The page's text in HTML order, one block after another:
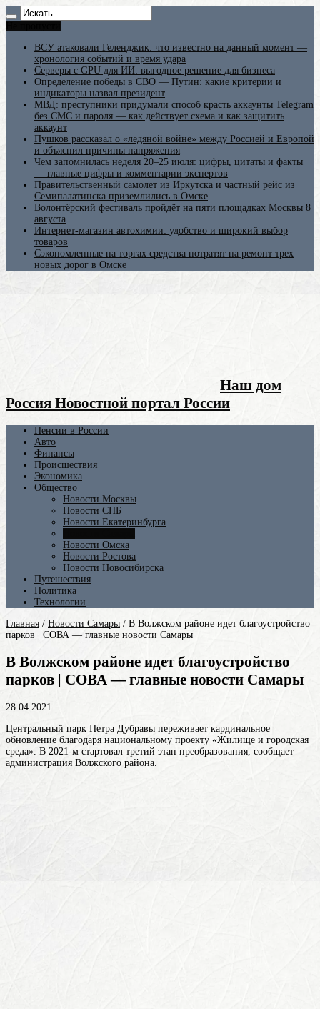
ВСУ атаковали Геленджик: что известно на данный момент —
хронология событий и время удара
Серверы с GPU для ИИ: выгодное решение для бизнеса
Определение победы в СВО — Путин: какие критерии и
индикаторы назвал президент
МВД: преступники придумали способ красть аккаунты Telegram
без СМС и пароля — как действует схема и как защитить
аккаунт
Пушков рассказал о «ледяной войне» между Россией и Европой
и объяснил причины напряжения
Чем запомнилась неделя 20–25 июля: цифры, цитаты и факты
— главные цифры и комментарии экспертов
Правительственный самолет из Иркутска и частный рейс из
Семипалатинска приземлились в Омске
Волонтёрский фестиваль пройдёт на пяти площадках Москвы 8
августа
Интернет-магазин автохимии: удобство и широкий выбор
товаров
Сэкономленные на торгах средства потратят на ремонт трех
новых дорог в Омске
Наш дом
Россия Новостной портал России
Пенсии в России
Авто
Финансы
Происшествия
Экономика
Общество
Новости Москвы
Новости СПБ
Новости Екатеринбурга
Новости Омска
Новости Ростова
Новости Новосибирска
Путешествия
Политика
Технологии
Главная / Новости Самары / В Волжском районе идет благоустройство
парков | СОВА — главные новости Самары
В Волжском районе идет благоустройство
парков | СОВА — главные новости Самары
28.04.2021
Центральный парк Петра Дубравы переживает кардинальное
обновление благодаря национальному проекту «Жилище и городская
среда». В 2021-м стартовал третий этап преобразования, сообщает
администрация Волжского района.